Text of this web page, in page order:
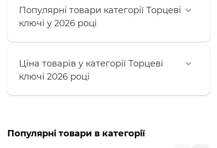
Популярні товари категорії Торцеві
ключі у 2026 році
Ціна товарів у категорії Торцеві
ключі 2026 році
Популярні товари в категорії